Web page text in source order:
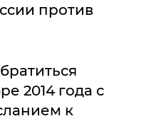
против
2014 года с
к